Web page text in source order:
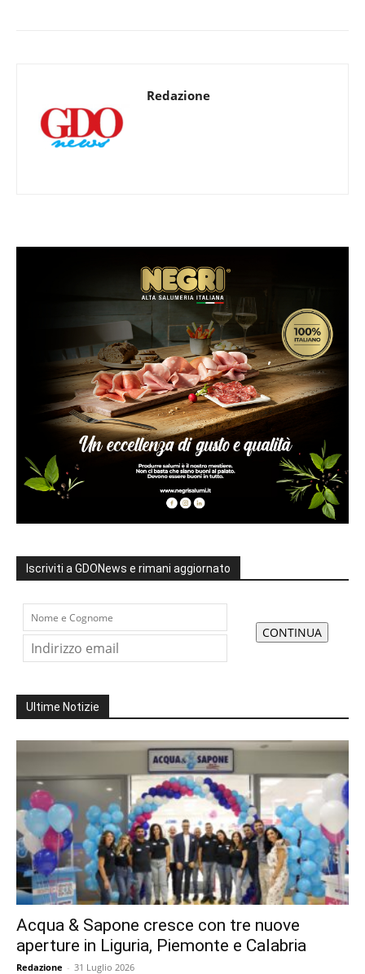
Redazione
Iscriviti a GDONews e rimani aggiornato
Ultime Notizie
Acqua & Sapone cresce con tre nuove
aperture in Liguria, Piemonte e Calabria
Redazione - 31 Luglio 2026